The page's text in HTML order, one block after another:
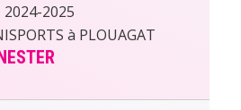
2024-2025
à PLOUAGAT